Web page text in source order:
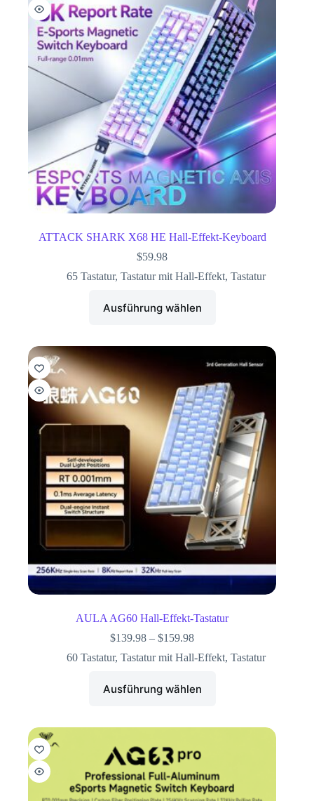
ATTACK SHARK X68 HE Hall-Effekt-Keyboard
$59.98
65 Tastatur,Tastatur mit Hall-Effekt,Tastatur
Ausführung wählen
AULA AG60 Hall-Effekt-Tastatur
$139.98 –$159.98
60 Tastatur,Tastatur mit Hall-Effekt,Tastatur
Ausführung wählen